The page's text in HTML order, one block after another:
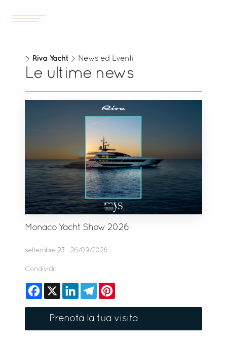
Riva Yacht News ed Eventi
Le ultime news
Monaco Yacht Show 2026
settembre 23 - 26/09/2026
Condividi:
Facebook
X LinkedInTelegram
Prenota la tua visita